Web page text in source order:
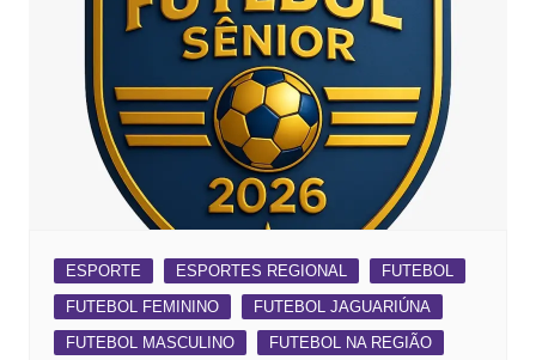
ESPORTE ESPORTES REGIONAL
FUTEBOL
FUTEBOL FEMININO
FUTEBOL JAGUARIÚNA
FUTEBOL MASCULINO
FUTEBOL NA REGIÃO